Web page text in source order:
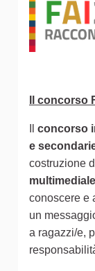
Il concorso
concorso
e
costruzione
multimediale
conoscere e
un
a ragazzi/e,